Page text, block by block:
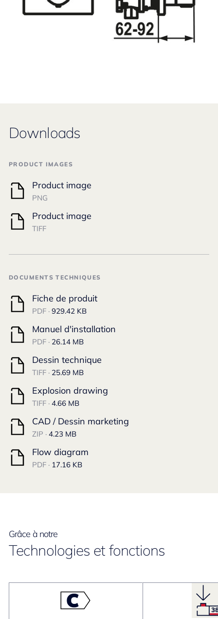
Downloads
PRODUCT IMAGES
Product image
PNG
Product image
TIFF
DOCUMENTS TECHNIQUES
Fiche de produit
PDF · 929.42 KB
Manuel d'installation
PDF · 26.14 MB
Dessin technique
TIFF · 25.69 MB
Explosion drawing
TIFF · 4.66 MB
CAD / Dessin marketing
ZIP · 4.23 MB
Flow diagram
PDF · 17.16 KB
Grâce à notre
Technologies et fonctions